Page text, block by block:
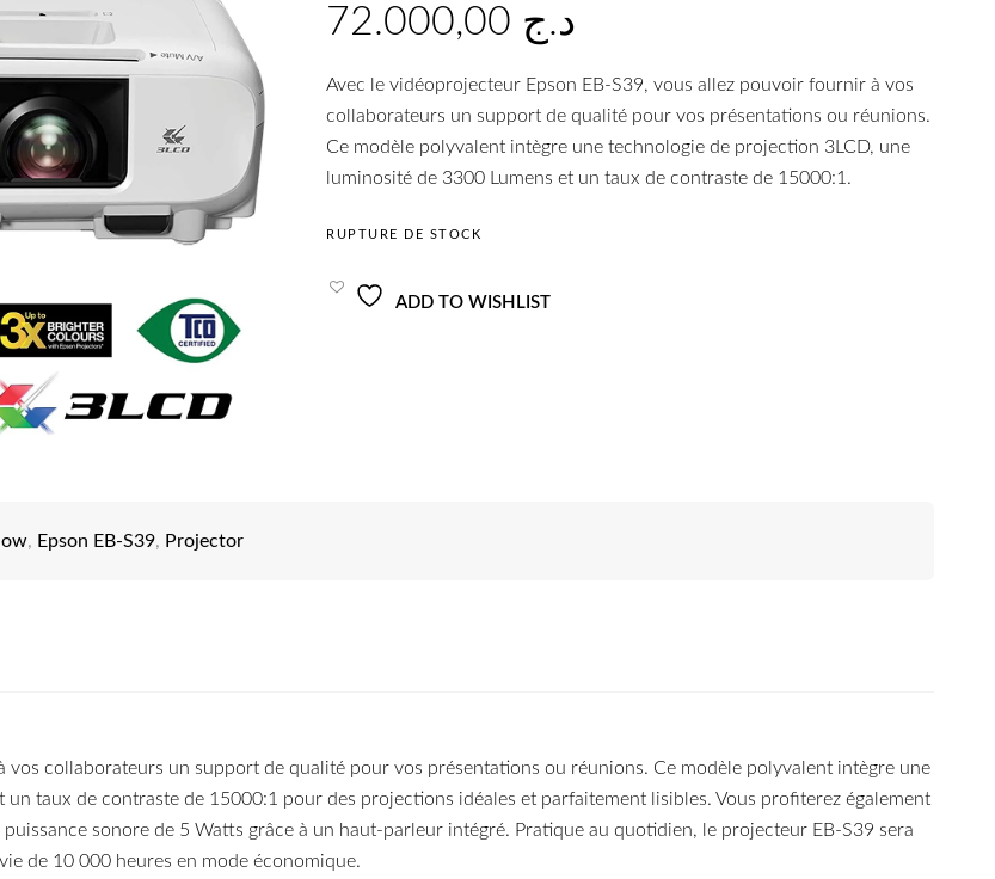
د.ج
Avec le vidéoprojecteur Epson EB-S39, vous allez pouvoir fournir à vos
collaborateurs un support de qualité pour vos présentations ou réunions.
Ce modèle polyvalent intègre une technologie de projection 3LCD, une
luminosité de 3300 Lumens et un taux de contraste de 15000:1.
RUPTURE DE STOCK
ADD TO WISHLIST
, Epson EB-S39, Projector
vos collaborateurs un support de qualité pour vos présentations ou réunions. Ce modèle polyvalent intègre une
taux de contraste de 15000:1 pour des projections idéales et parfaitement lisibles. Vous profiterez également
sonore de 5 Watts grâce à un haut-parleur intégré. Pratique au quotidien, le projecteur EB-S39 sera
de 10 000 heures en mode économique.